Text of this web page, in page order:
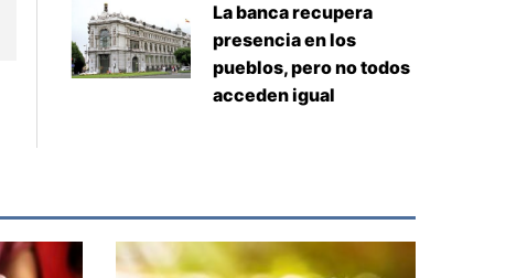
La banca recupera
presencia en los
pueblos, pero no todos
acceden igual